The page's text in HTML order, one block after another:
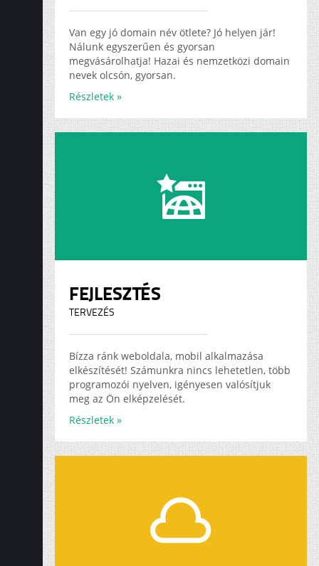
Van egy jó domain név ötlete? Jó helyen jár!
Nálunk egyszerűen és gyorsan
megvásárolhatja! Hazai és nemzetközi domain
nevek olcsón, gyorsan.
Részletek »
FEJLESZTÉS
TERVEZÉS
Bízza ránk weboldala, mobil alkalmazása
elkészítését! Számunkra nincs lehetetlen, több
programozói nyelven, igényesen valósítjuk
meg az Ön elképzelését.
Részletek »